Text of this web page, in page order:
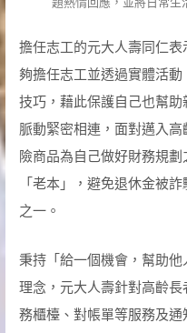
擔任志工的元大人壽同仁
夠擔任志工並透過實體活
技巧，藉此保護自己也幫
脈動緊密相連，面對邁入
險商品為自己做好財務規
「老本」，避免退休金被
之一。
秉持「給一個機會，幫助
理念，元大人壽針對高齡
務櫃檯、對帳單等服務及通